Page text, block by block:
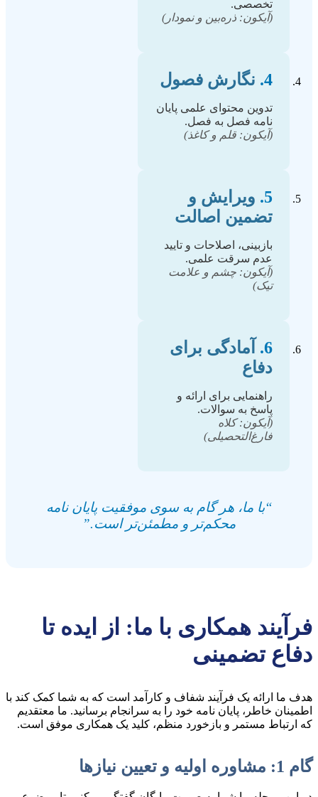
تخصصی.
(آیکون: ذره‌بین و نمودار)
4. نگارش فصول
تدوین محتوای علمی پایان
نامه فصل به فصل.
(آیکون: قلم و کاغذ)
5. ویرایش و
تضمین اصالت
بازبینی، اصلاحات و تایید
عدم سرقت علمی.
(آیکون: چشم و علامت
تیک)
6.
آمادگی برای
دفاع
راهنمایی برای ارائه و
پاسخ به سوالات.
(آیکون: کلاه
فارغ‌التحصیلی)
“با ما، هر گام به سوی موفقیت پایان نامه
محکم‌تر و مطمئن‌تر است.”
فرآیند همکاری با ما: از ایده تا
دفاع تضمینی
هدف ما ارائه یک فرآیند شفاف و کارآمد است که به شما کمک کند با
اطمینان خاطر، پایان نامه خود را به سرانجام برسانید. ما معتقدیم
که ارتباط مستمر و بازخورد منظم، کلید یک همکاری موفق است.
گام 1: مشاوره اولیه و تعیین نیازها